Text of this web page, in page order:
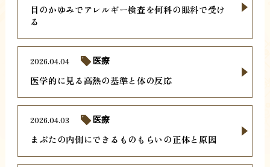
目のかゆみでアレルギー検査を何科の眼科で受け
る
医学的に見る高熱の基準と体の反応
2026.04.04 医療
まぶたの内側にできるものもらいの正体と原因
2026.04.03 医療